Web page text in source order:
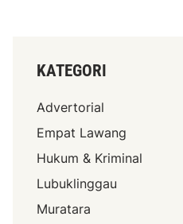
KATEGORI
Advertorial
Empat Lawang
Hukum & Kriminal
Lubuklinggau
Muratara